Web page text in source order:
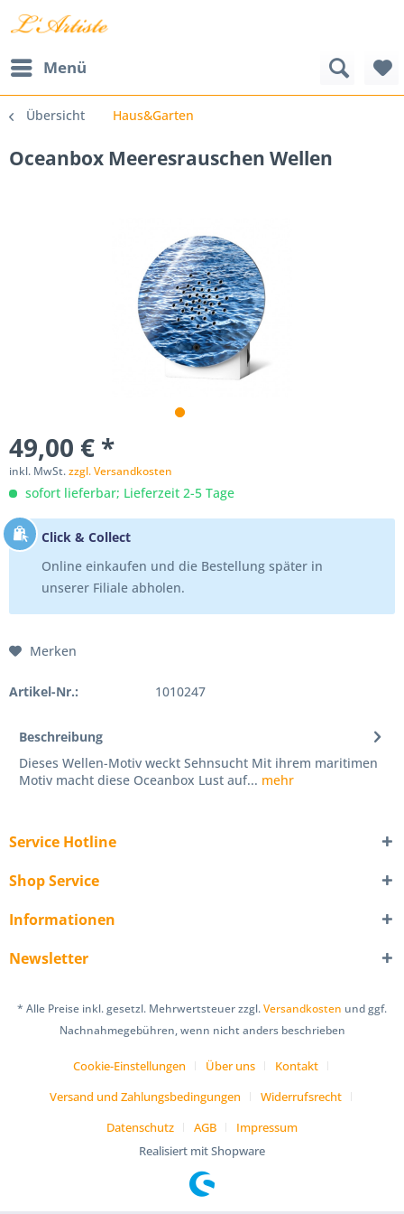
Menü
Übersicht Haus&Garten
Oceanbox Meeresrauschen Wellen
49,00 € *
inkl. MwSt.zzgl. Versandkosten
sofort lieferbar; Lieferzeit 2-5 Tage
Click & Collect
Online einkaufen und die Bestellung später in
unserer Filiale abholen.
Merken
Artikel-Nr.: 1010247
Beschreibung
Dieses Wellen-Motiv weckt Sehnsucht Mit ihrem maritimen
Motiv macht diese Oceanbox Lust auf... mehr
Service Hotline
Shop Service
Informationen
Newsletter
* Alle Preise inkl. gesetzl. Mehrwertsteuer zzgl.Versandkosten und ggf.
Nachnahmegebühren, wenn nicht anders beschrieben
Cookie-Einstellungen Über uns
Kontakt
Versand und Zahlungsbedingungen
Widerrufsrecht
Datenschutz
AGB
Impressum
Realisiert mit Shopware